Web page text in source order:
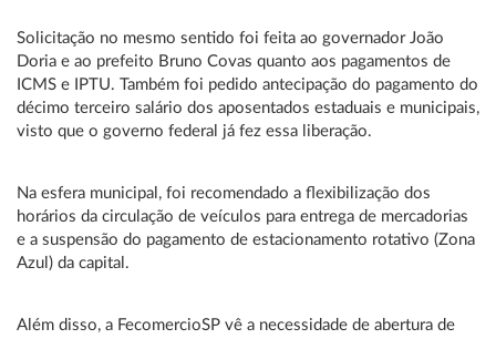
Solicitação no mesmo sentido foi feita ao governador João
Doria e ao prefeito Bruno Covas quanto aos pagamentos de
ICMS e IPTU. Também foi pedido antecipação do pagamento do
décimo terceiro salário dos aposentados estaduais e municipais,
visto que o governo federal já fez essa liberação.
Na esfera municipal, foi recomendado a flexibilização dos
horários da circulação de veículos para entrega de mercadorias
e a suspensão do pagamento de estacionamento rotativo (Zona
Azul) da capital.
Além disso, a FecomercioSP vê a necessidade de abertura de